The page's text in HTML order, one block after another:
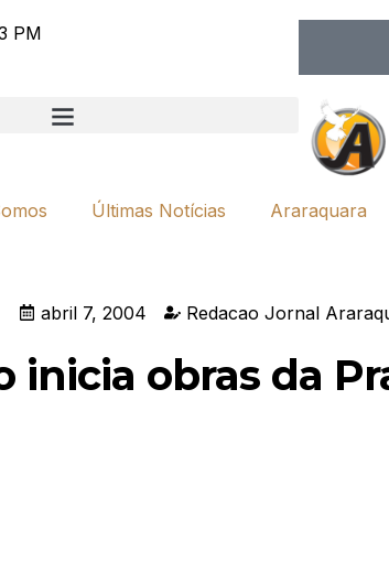
PM
Últimas Notícias Araraquara
abril 7, 2004 Redacao Jornal
inicia obras da